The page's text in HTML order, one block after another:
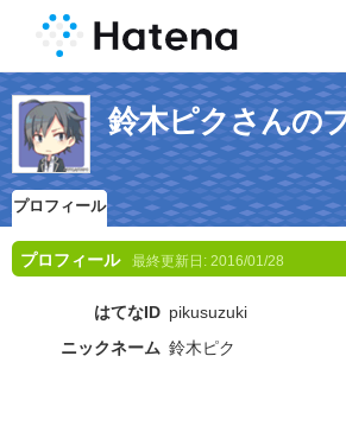
鈴木ピクさんの
プロフィール
プロフィール 最終更新日: 2016/01/28
はてなID pikusuzuki
ニックネーム 鈴木ピク